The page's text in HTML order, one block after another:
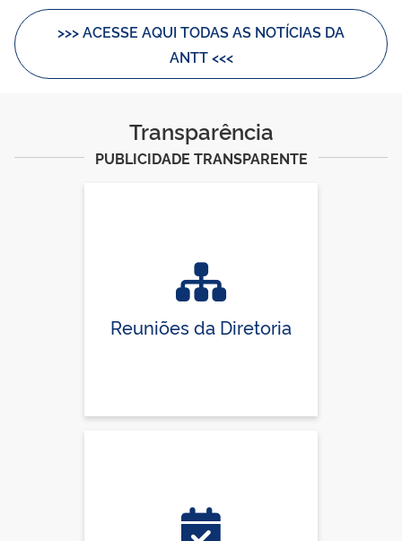
>>> ACESSE AQUI TODAS AS NOTÍCIAS DA
ANTT <<<
Transparência
PUBLICIDADE TRANSPARENTE
Reuniões da Diretoria